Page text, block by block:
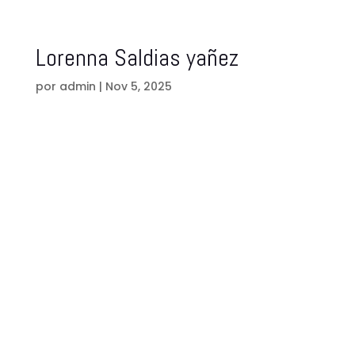
Lorenna Saldias yañez
por admin | Nov 5, 2025